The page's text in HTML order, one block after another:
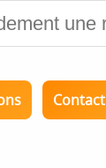
Contact